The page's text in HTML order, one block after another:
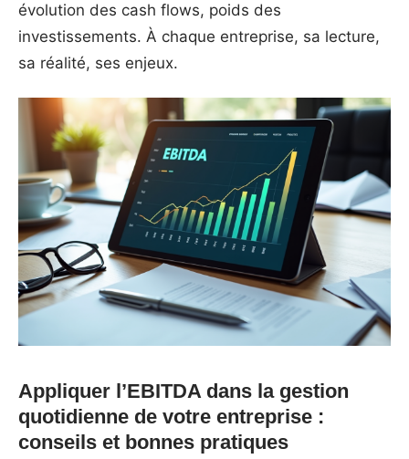
évolution des cash flows, poids des
investissements. À chaque entreprise, sa lecture,
sa réalité, ses enjeux.
Appliquer l’EBITDA dans la gestion
quotidienne de votre entreprise :
conseils et bonnes pratiques